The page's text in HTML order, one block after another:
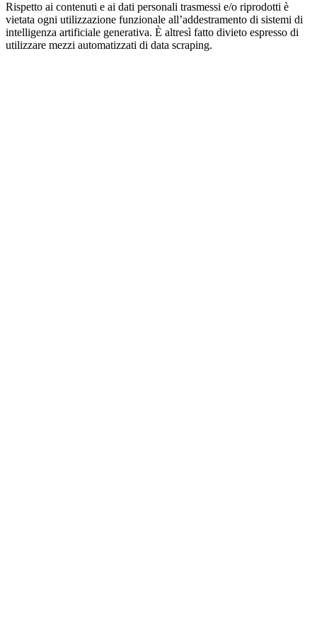
Rispetto ai contenuti e ai dati personali trasmessi e/o riprodotti è
vietata ogni utilizzazione funzionale all’addestramento di sistemi di
intelligenza artificiale generativa. È altresì fatto divieto espresso di
utilizzare mezzi automatizzati di data scraping.